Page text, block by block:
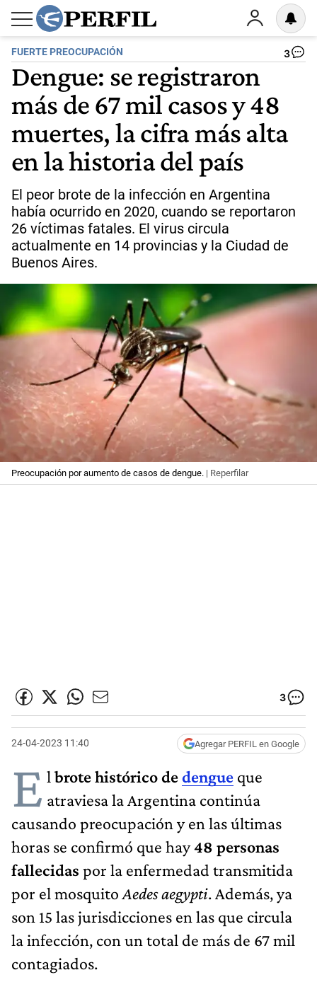
FUERTE PREOCUPACIÓN 3
Dengue: se registraron
más de 67 mil casos y 48
muertes, la cifra más alta
en la historia del país
El peor brote de la infección en Argentina
había ocurrido en 2020, cuando se reportaron
26 víctimas fatales. El virus circula
actualmente en 14 provincias y la Ciudad de
Buenos Aires.
Preocupación por aumento de casos de dengue. | Reperfilar
3
24-04-2023 11:40 Agregar PERFIL en Google
E l brote histórico dedengue que
atraviesa la Argentina continúa
causando preocupación y en las últimas
horas se confirmó que hay48 personas
fallecidas por la enfermedad transmitida
por el mosquito Aedesaegypti. Además, ya
son 15 las jurisdicciones en las que circula
la infección, con un total de más de 67 mil
contagiados.